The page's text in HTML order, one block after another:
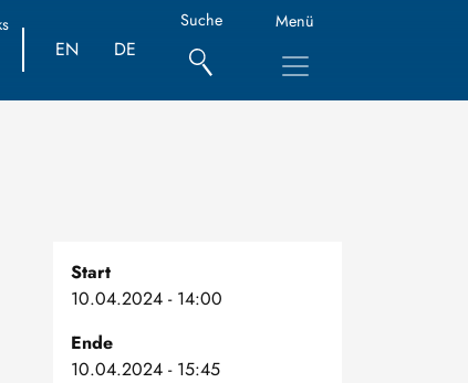
EN DE
Suche Menü
Start
10.04.2024 - 14:00
Ende
10.04.2024 - 15:45